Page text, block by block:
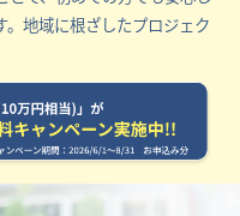
地域に根ざしたプロジェク